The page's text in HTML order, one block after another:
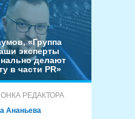
«Группа
эксперты
делают
в части PR»
РЕДАКТОРА
Ананьева